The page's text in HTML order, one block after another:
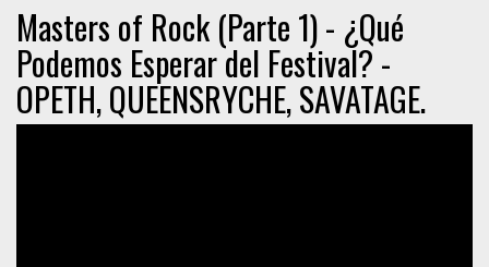
Masters of Rock (Parte 1) - ¿Qué
Podemos Esperar del Festival? -
OPETH, QUEENSRYCHE, SAVATAGE.